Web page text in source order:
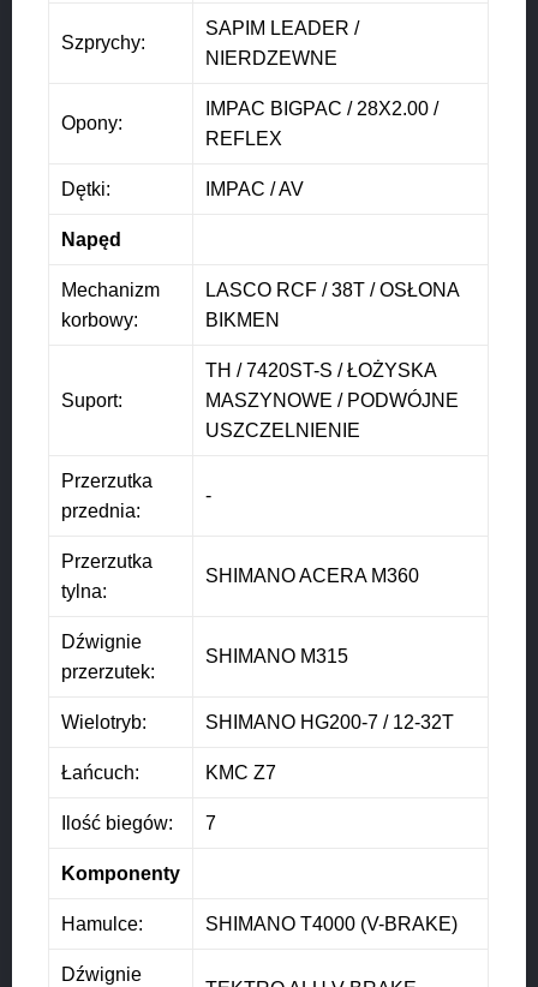
Szprychy:
SAPIM LEADER /
NIERDZEWNE
Opony:
IMPAC BIGPAC / 28X2.00 /
REFLEX
Dętki: IMPAC / AV
Napęd
Mechanizm
korbowy:
LASCO RCF / 38T / OSŁONA
BIKMEN
Suport:
TH / 7420ST-S / ŁOŻYSKA
MASZYNOWE / PODWÓJNE
USZCZELNIENIE
Przerzutka
przednia:
-
Przerzutka
tylna:
SHIMANO ACERA M360
Dźwignie
przerzutek:
SHIMANO M315
Wielotryb: SHIMANO HG200-7 / 12-32T
Łańcuch: KMC Z7
Ilość biegów: 7
Komponenty
Hamulce: SHIMANO T4000 (V-BRAKE)
Dźwignie